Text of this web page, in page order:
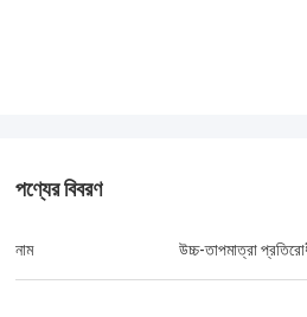
পণ্যের বিবরণ
নাম উচ্চ-তাপমাত্রা